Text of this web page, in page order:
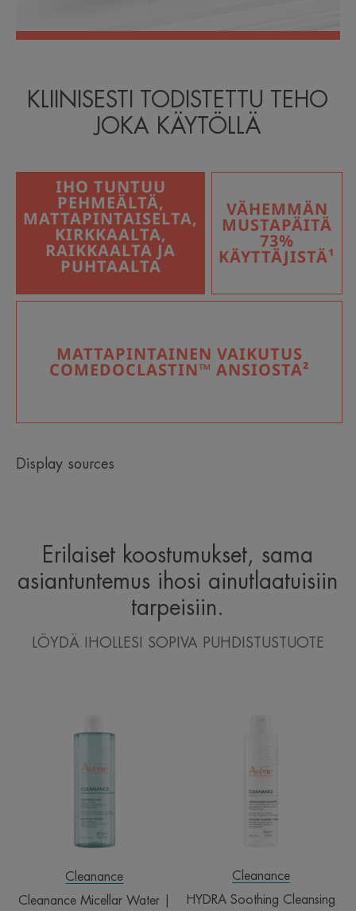
KLIINISESTI TODISTETTU TEHO
JOKA KÄYTÖLLÄ
IHO TUNTUU
PEHMEÄLTÄ,
MATTAPINTAISELTA,
KIRKKAALTA,
RAIKKAALTA JA
PUHTAALTA
VÄHEMMÄN
MUSTAPÄITÄ
73%
KÄYTTÄJISTÄ¹
MATTAPINTAINEN VAIKUTUS
COMEDOCLASTIN™ ANSIOSTA²
Display sources
Erilaiset koostumukset, sama
asiantuntemus ihosi ainutlaatuisiin
tarpeisiin.
LÖYDÄ IHOLLESI SOPIVA PUHDISTUSTUOTE
Micellar
|
Misellivesi
epäpuhtaalle
iholle
Cleanance
Cleanance Micellar Water |
Cream
Puhdistusmaito
kuivattamalle
Cleanance
HYDRA Soothing Cleansing